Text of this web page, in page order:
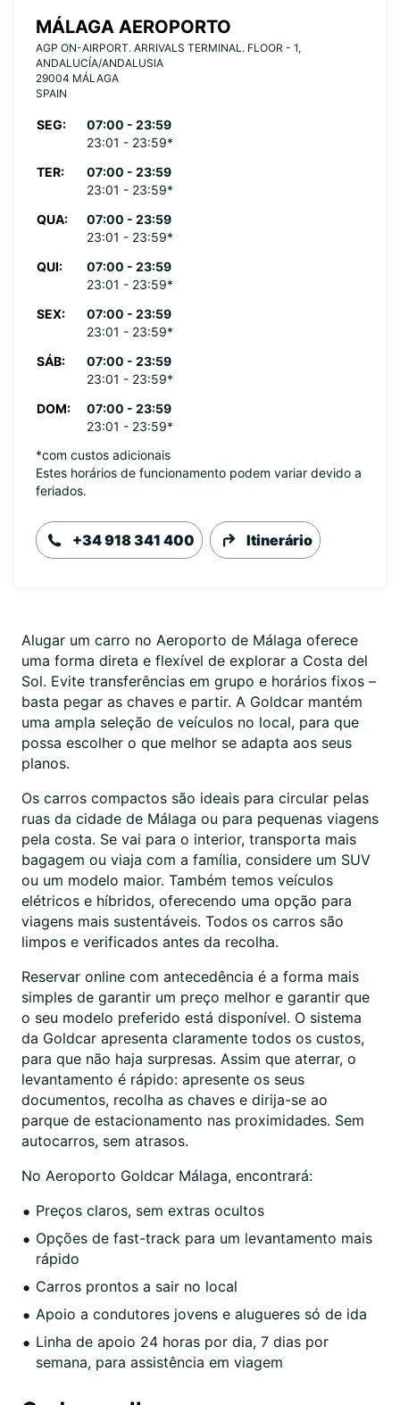
MÁLAGA AEROPORTO
AGP ON-AIRPORT. ARRIVALS TERMINAL. FLOOR - 1,
ANDALUCÍA/ANDALUSIA
29004 MÁLAGA
SPAIN
SEG:
07:00 - 23:59
23:01 - 23:59*
TER:
07:00 - 23:59
23:01 - 23:59*
QUA:
07:00 - 23:59
23:01 - 23:59*
QUI:
07:00 - 23:59
23:01 - 23:59*
SEX:
07:00 - 23:59
23:01 - 23:59*
SÁB:
07:00 - 23:59
23:01 - 23:59*
DOM:
07:00 - 23:59
23:01 - 23:59*
*com custos adicionais
Estes horários de funcionamento podem variar devido a
feriados.
+34 918 341 400 Itinerário
Alugar um carro no Aeroporto de Málaga oferece
uma forma direta e flexível de explorar a Costa del
Sol. Evite transferências em grupo e horários fixos –
basta pegar as chaves e partir. A Goldcar mantém
uma ampla seleção de veículos no local, para que
possa escolher o que melhor se adapta aos seus
planos.
Os carros compactos são ideais para circular pelas
ruas da cidade de Málaga ou para pequenas viagens
pela costa. Se vai para o interior, transporta mais
bagagem ou viaja com a família, considere um SUV
ou um modelo maior. Também temos veículos
elétricos e híbridos, oferecendo uma opção para
viagens mais sustentáveis. Todos os carros são
limpos e verificados antes da recolha.
Reservar online com antecedência é a forma mais
simples de garantir um preço melhor e garantir que
o seu modelo preferido está disponível. O sistema
da Goldcar apresenta claramente todos os custos,
para que não haja surpresas. Assim que aterrar, o
levantamento é rápido: apresente os seus
documentos, recolha as chaves e dirija-se ao
parque de estacionamento nas proximidades. Sem
autocarros, sem atrasos.
No Aeroporto Goldcar Málaga, encontrará:
Preços claros, sem extras ocultos
Opções de fast-track para um levantamento mais
rápido
Carros prontos a sair no local
Apoio a condutores jovens e alugueres só de ida
Linha de apoio 24 horas por dia, 7 dias por
semana, para assistência em viagem